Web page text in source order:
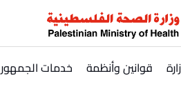
قوانين وأنظمة خدمات الجمهور